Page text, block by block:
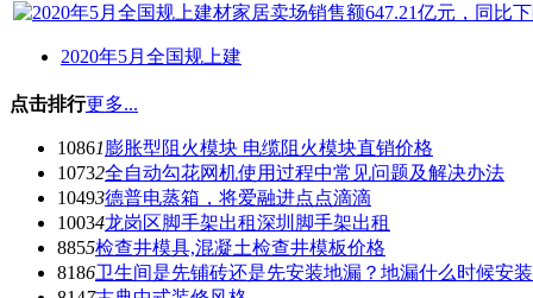
2020年5月全国规上建
点击排行更多...
10861膨胀型阻火模块 电缆阻火模块直销价格
10732全自动勾花网机使用过程中常见问题及解决办法
10493德普电蒸箱，将爱融进点点滴滴
10034龙岗区脚手架出租深圳脚手架出租
8855检查井模具,混凝土检查井模板价格
8186卫生间是先铺砖还是先安装地漏？地漏什么时候安